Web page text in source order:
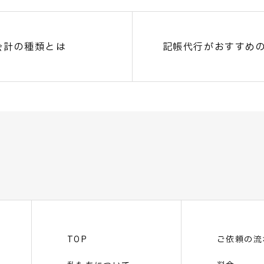
計の種類とは 記帳代行がおすすめ
TOP ご依頼の